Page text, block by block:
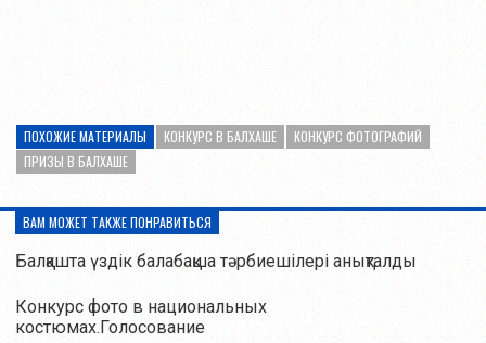
ПОХОЖИЕ МАТЕРИАЛЫ КОНКУРС В БАЛХАШЕ
КОНКУРС ФОТОГРАФИЙ
ПРИЗЫ В БАЛХАШЕ
ВАМ МОЖЕТ ТАКЖЕ ПОНРАВИТЬСЯ
Балқашта үздік балабақша тәрбиешілері анықталды
Конкурс фото в национальных
костюмах.Голосование